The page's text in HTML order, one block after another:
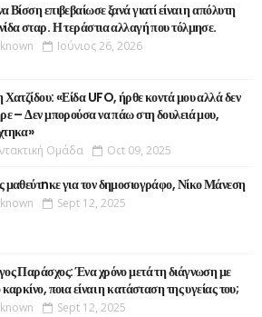
Βίσση επιβεβαίωσε ξανά γιατί είναι η απόλυτη
σταρ. Η τεράστια αλλαγή που τόλμησε.
Ιούνιος 26, 2026
Χατζίδου: «Είδα UFO, ήρθε κοντά μου αλλά δεν
– Δεν μπορούσα να πάω στη δουλειά μου,
Ομάδα Oct 09, 2025
μαθεύτnκε για τον δημοσιογράφο, Νίκο Μάνεση
Sept 12, 2025
Παράσχος: Ένα χρόνο μετά τη διάγνωση με
ποια είναι η κατάσταση της υγείας του;
Sept 12, 2025